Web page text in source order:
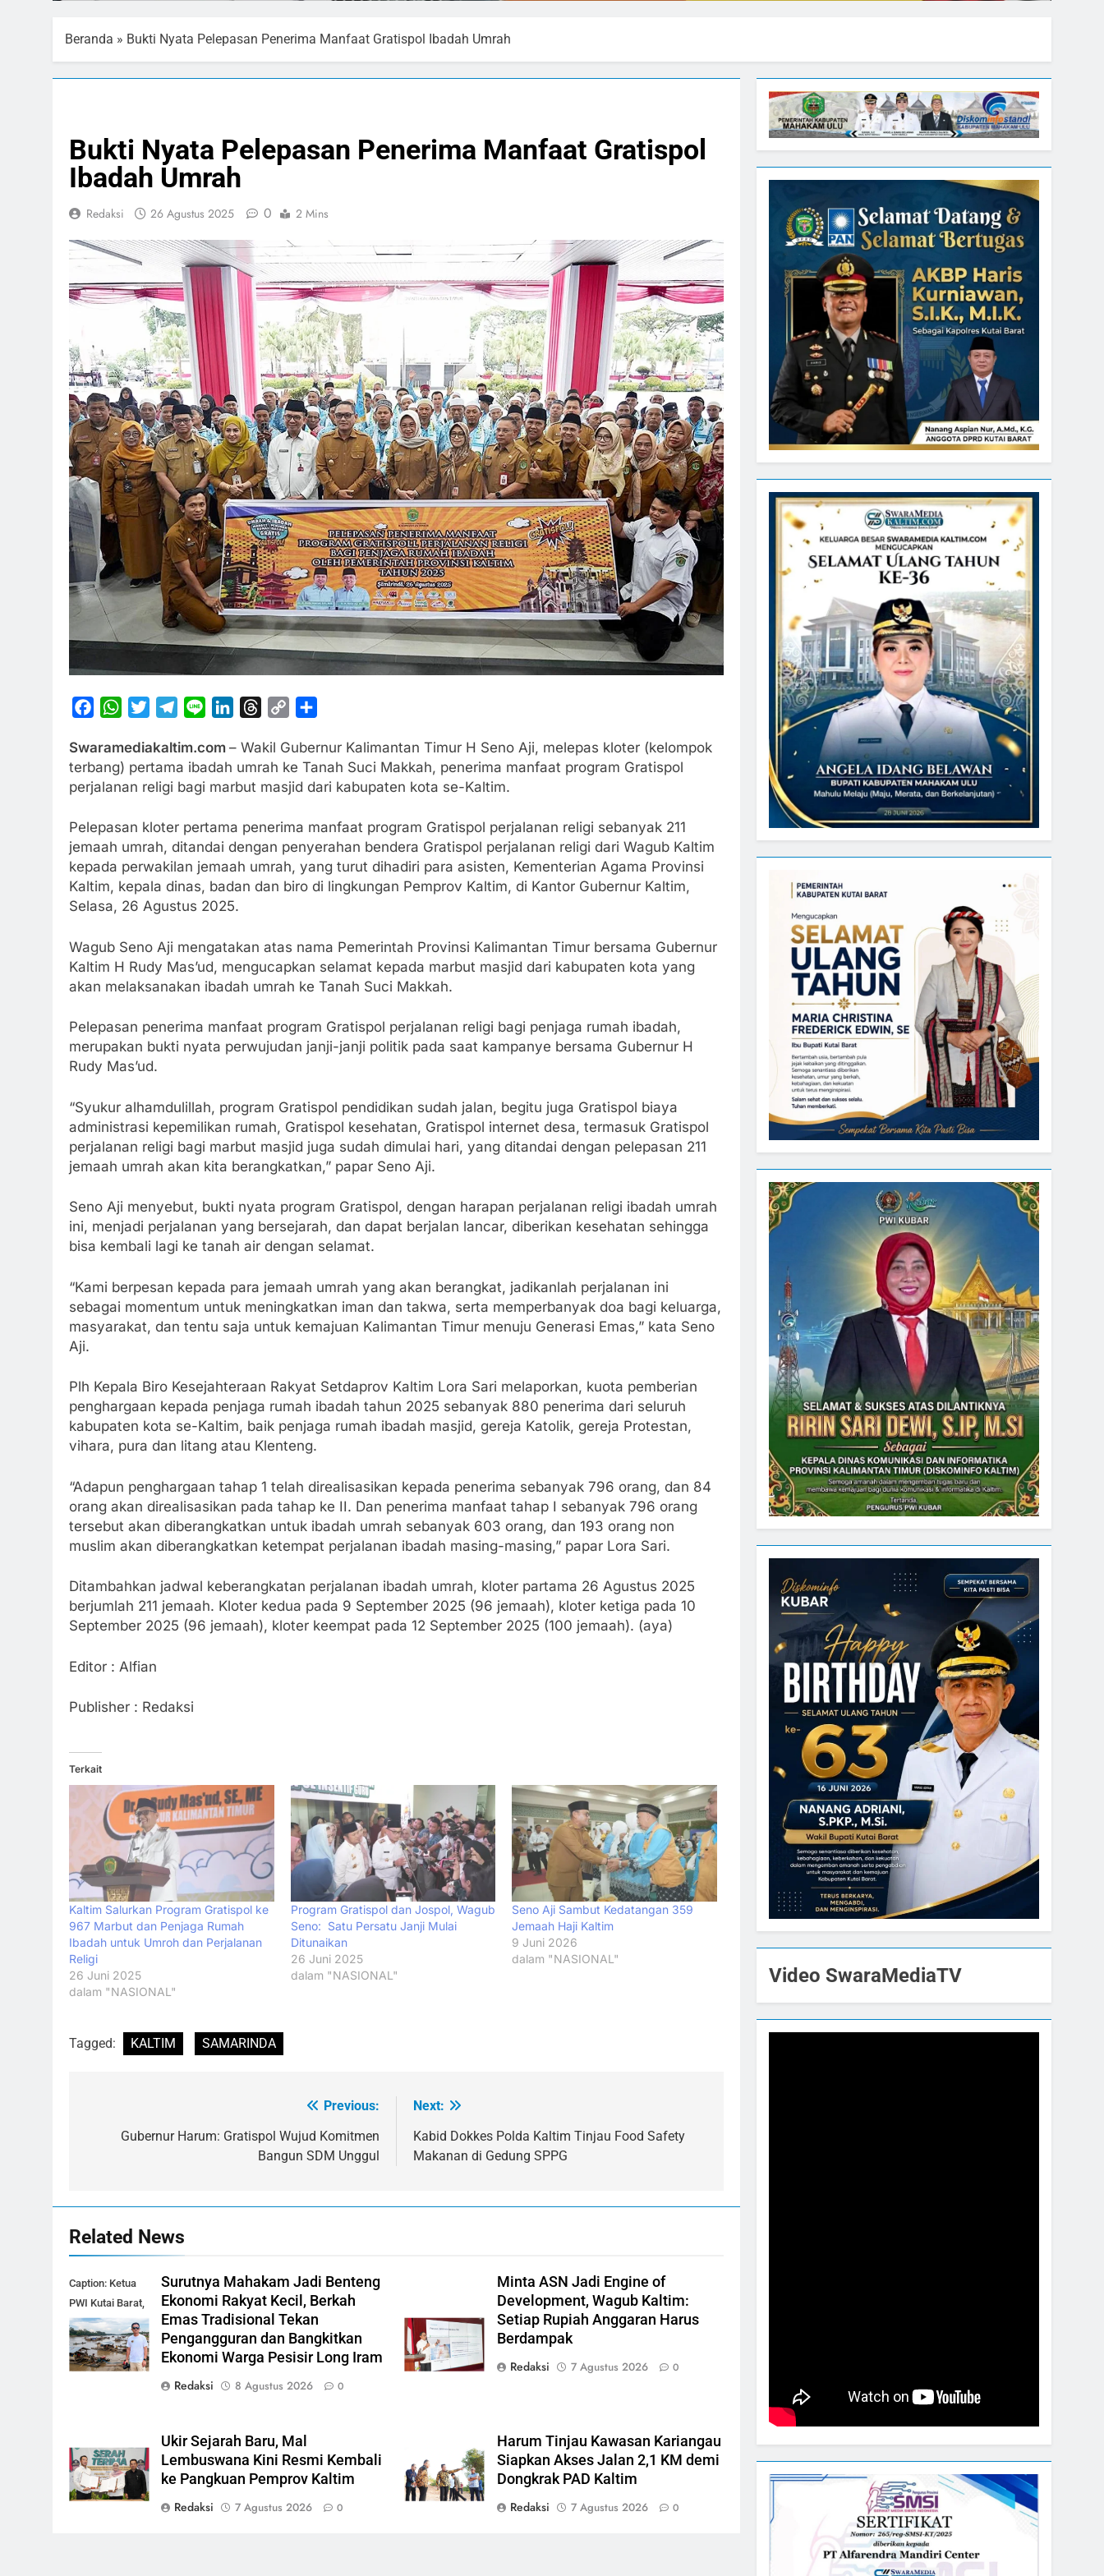
Beranda » Bukti Nyata Pelepasan Penerima Manfaat Gratispol Ibadah Umrah
Bukti Nyata Pelepasan Penerima Manfaat Gratispol
Ibadah Umrah
Redaksi 26 Agustus 2025 0 2 Mins
FacebookWhatsApp
TwitterTelegram
Line LinkedInThreads
Copy
Swaramediakaltim.com – Wakil Gubernur Kalimantan Timur H Seno Aji, melepas kloter (kelompok
terbang) pertama ibadah umrah ke Tanah Suci Makkah, penerima manfaat program Gratispol
perjalanan religi bagi marbut masjid dari kabupaten kota se-Kaltim.
Pelepasan kloter pertama penerima manfaat program Gratispol perjalanan religi sebanyak 211
jemaah umrah, ditandai dengan penyerahan bendera Gratispol perjalanan religi dari Wagub Kaltim
kepada perwakilan jemaah umrah, yang turut dihadiri para asisten, Kementerian Agama Provinsi
Kaltim, kepala dinas, badan dan biro di lingkungan Pemprov Kaltim, di Kantor Gubernur Kaltim,
Selasa, 26 Agustus 2025.
Wagub Seno Aji mengatakan atas nama Pemerintah Provinsi Kalimantan Timur bersama Gubernur
Kaltim H Rudy Mas’ud, mengucapkan selamat kepada marbut masjid dari kabupaten kota yang
akan melaksanakan ibadah umrah ke Tanah Suci Makkah.
Pelepasan penerima manfaat program Gratispol perjalanan religi bagi penjaga rumah ibadah,
merupakan bukti nyata perwujudan janji-janji politik pada saat kampanye bersama Gubernur H
Rudy Mas’ud.
“Syukur alhamdulillah, program Gratispol pendidikan sudah jalan, begitu juga Gratispol biaya
administrasi kepemilikan rumah, Gratispol kesehatan, Gratispol internet desa, termasuk Gratispol
perjalanan religi bagi marbut masjid juga sudah dimulai hari, yang ditandai dengan pelepasan 211
jemaah umrah akan kita berangkatkan,” papar Seno Aji.
Seno Aji menyebut, bukti nyata program Gratispol, dengan harapan perjalanan religi ibadah umrah
ini, menjadi perjalanan yang bersejarah, dan dapat berjalan lancar, diberikan kesehatan sehingga
bisa kembali lagi ke tanah air dengan selamat.
“Kami berpesan kepada para jemaah umrah yang akan berangkat, jadikanlah perjalanan ini
sebagai momentum untuk meningkatkan iman dan takwa, serta memperbanyak doa bagi keluarga,
masyarakat, dan tentu saja untuk kemajuan Kalimantan Timur menuju Generasi Emas,” kata Seno
Aji.
Plh Kepala Biro Kesejahteraan Rakyat Setdaprov Kaltim Lora Sari melaporkan, kuota pemberian
penghargaan kepada penjaga rumah ibadah tahun 2025 sebanyak 880 penerima dari seluruh
kabupaten kota se-Kaltim, baik penjaga rumah ibadah masjid, gereja Katolik, gereja Protestan,
vihara, pura dan litang atau Klenteng.
“Adapun penghargaan tahap 1 telah direalisasikan kepada penerima sebanyak 796 orang, dan 84
orang akan direalisasikan pada tahap ke II. Dan penerima manfaat tahap I sebanyak 796 orang
tersebut akan diberangkatkan untuk ibadah umrah sebanyak 603 orang, dan 193 orang non
muslim akan diberangkatkan ketempat perjalanan ibadah masing-masing,” papar Lora Sari.
Ditambahkan jadwal keberangkatan perjalanan ibadah umrah, kloter partama 26 Agustus 2025
berjumlah 211 jemaah. Kloter kedua pada 9 September 2025 (96 jemaah), kloter ketiga pada 10
September 2025 (96 jemaah), kloter keempat pada 12 September 2025 (100 jemaah). (aya)
Editor : Alfian
Publisher : Redaksi
Terkait
Kaltim Salurkan Program Gratispol ke
967 Marbut dan Penjaga Rumah
Ibadah untuk Umroh dan Perjalanan
Religi
26 Juni 2025
dalam "NASIONAL"
Program Gratispol dan Jospol, Wagub
Seno: Satu Persatu Janji Mulai
Ditunaikan
26 Juni 2025
dalam "NASIONAL"
Seno Aji Sambut Kedatangan 359
Jemaah Haji Kaltim
9 Juni 2026
dalam "NASIONAL"
Tagged: KALTIM SAMARINDA
Previous:
Gubernur Harum: Gratispol Wujud Komitmen
Bangun SDM Unggul
Next:
Kabid Dokkes Polda Kaltim Tinjau Food Safety
Makanan di Gedung SPPG
Related News
Caption: Ketua
PWI Kutai Barat,
Alfian Nur (dok-
smk)
Surutnya Mahakam Jadi Benteng
Ekonomi Rakyat Kecil, Berkah
Emas Tradisional Tekan
Pengangguran dan Bangkitkan
Ekonomi Warga Pesisir Long Iram
Redaksi
8 Agustus 2026 0
Minta ASN Jadi Engine of
Development, Wagub Kaltim:
Setiap Rupiah Anggaran Harus
Berdampak
Redaksi
7 Agustus 2026 0
Ukir Sejarah Baru, Mal
Lembuswana Kini Resmi Kembali
ke Pangkuan Pemprov Kaltim
Redaksi
7 Agustus 2026 0
Harum Tinjau Kawasan Kariangau
Siapkan Akses Jalan 2,1 KM demi
Dongkrak PAD Kaltim
Redaksi
7 Agustus 2026 0
Video SwaraMediaTV